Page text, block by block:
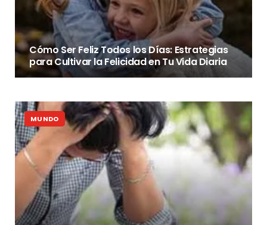
Cómo Ser Feliz Todos los Días: Estrategias
para Cultivar la Felicidad en Tu Vida Diaria
MUNDO